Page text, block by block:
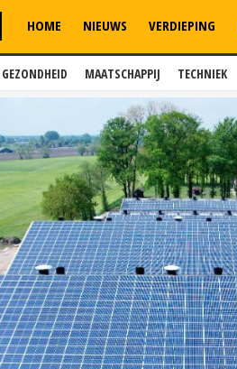
GEZONDHEID MAATSCHAPPIJ TECHNIEK
HOME NIEUWS VERDIEPING